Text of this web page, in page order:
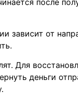
после
зависит от
Для
деньги